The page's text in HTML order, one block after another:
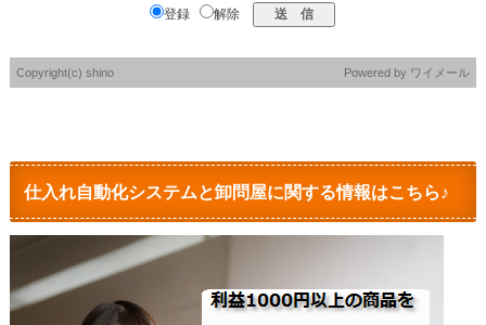
登録 解除
Copyright(c) shino Powered by ワイメール
仕入れ自動化システムと卸問屋に関する情報はこちら♪